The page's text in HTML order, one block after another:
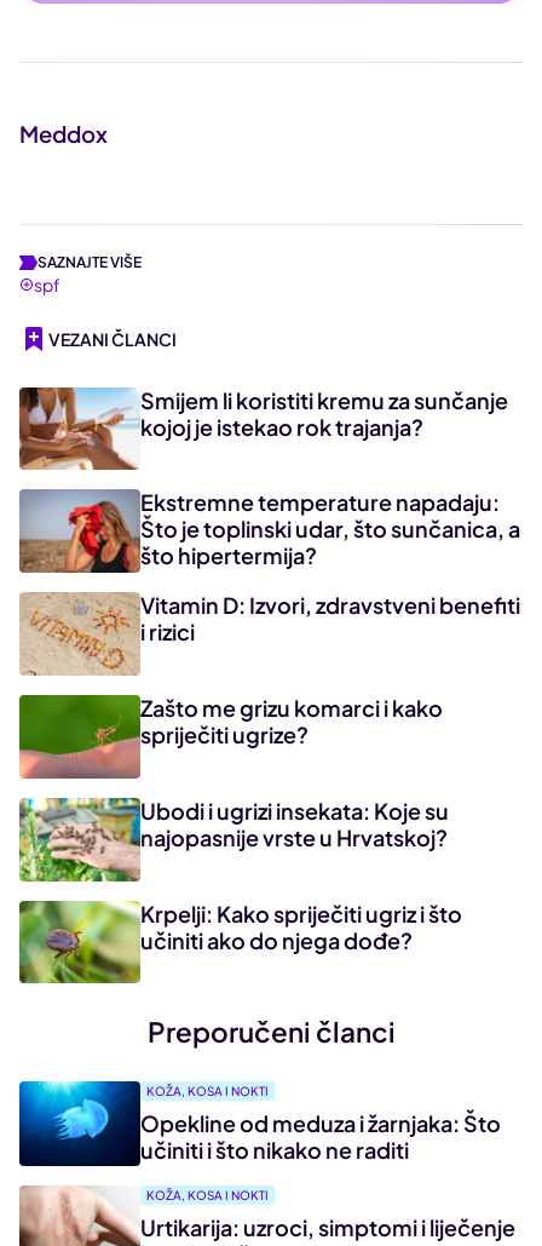
Meddox
SAZNAJTE VIŠE
spf
VEZANI ČLANCI
Smijem li koristiti kremu za sunčanje
kojoj je istekao rok trajanja?
Ekstremne temperature napadaju:
Što je toplinski udar, što sunčanica, a
što hipertermija?
Vitamin D: Izvori, zdravstveni benefiti
i rizici
Zašto me grizu komarci i kako
spriječiti ugrize?
Ubodi i ugrizi insekata: Koje su
najopasnije vrste u Hrvatskoj?
Krpelji: Kako spriječiti ugriz i što
učiniti ako do njega dođe?
Preporučeni članci
KOŽA, KOSA I NOKTI
Opekline od meduza i žarnjaka: Što
učiniti i što nikako ne raditi
KOŽA, KOSA I NOKTI
Urtikarija: uzroci, simptomi i liječenje